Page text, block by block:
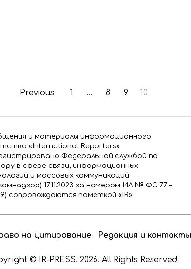
Previous 1 … 8 9 10
и материалы информационного
«International Reporters»
Федеральной службой по
в сфере связи, информационных
и массовых коммуникаций
17.11.2023 за номером ИА № ФС 77 –
сопровождаются пометкой «IR»
на цитирование Редакция и контакты
© IR-PRESS. 2026. All Rights Reserved